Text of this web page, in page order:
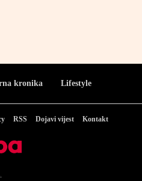
kronika Lifestyle
RSS Dojavi vijest Kontakt